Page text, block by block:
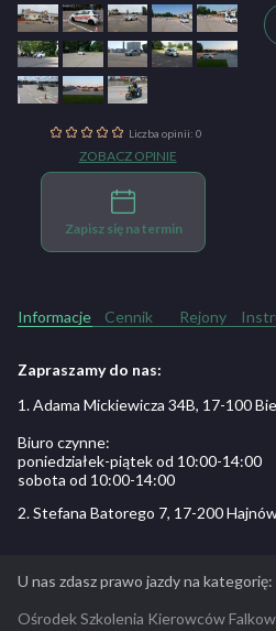
Liczba opinii: 0
ZOBACZ OPINIE
Zapisz się na termin
Informacje Cennik Rejony
Zapraszamy do nas:
1. Adama Mickiewicza 34B, 17-100
Biuro czynne:
poniedziałek-piątek od 10:00-14:00
sobota od 10:00-14:00
2. Stefana Batorego 7, 17-200
U nas zdasz prawo jazdy na
Ośrodek Szkolenia Kierowców